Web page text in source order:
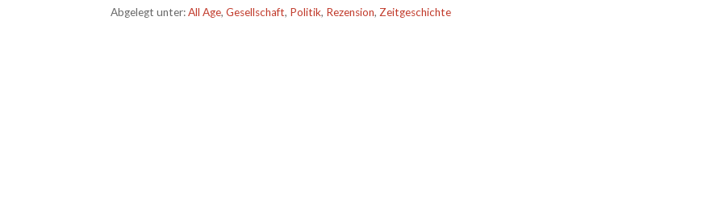
Abgelegt unter:All Age,Gesellschaft, Politik, Rezension, Zeitgeschichte